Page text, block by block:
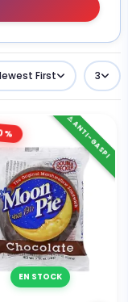
First 3
EN STOCK
⚠️ ANTI-GASPI